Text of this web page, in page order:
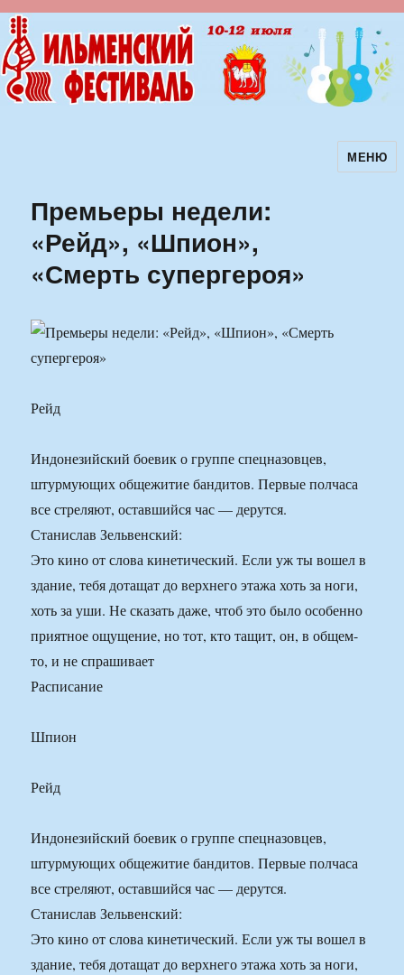
Ильменский фестиваль авторскойМЕНЮ
Премьеры недели:
«Рейд», «Шпион»,
«Смерть супергероя»
Рейд
Индонезийский боевик о группе спецназовцев,
штурмующих общежитие бандитов. Первые полчаса
все стреляют, оставшийся час — дерутся.
Станислав Зельвенский:
Это кино от слова кинетический. Если уж ты вошел в
здание, тебя дотащат до верхнего этажа хоть за ноги,
хоть за уши. Не сказать даже, чтоб это было особенно
приятное ощущение, но тот, кто тащит, он, в общем-
то, и не спрашивает
Расписание
Шпион
Рейд
Индонезийский боевик о группе спецназовцев,
штурмующих общежитие бандитов. Первые полчаса
все стреляют, оставшийся час — дерутся.
Станислав Зельвенский:
Это кино от слова кинетический. Если уж ты вошел в
здание, тебя дотащат до верхнего этажа хоть за ноги,